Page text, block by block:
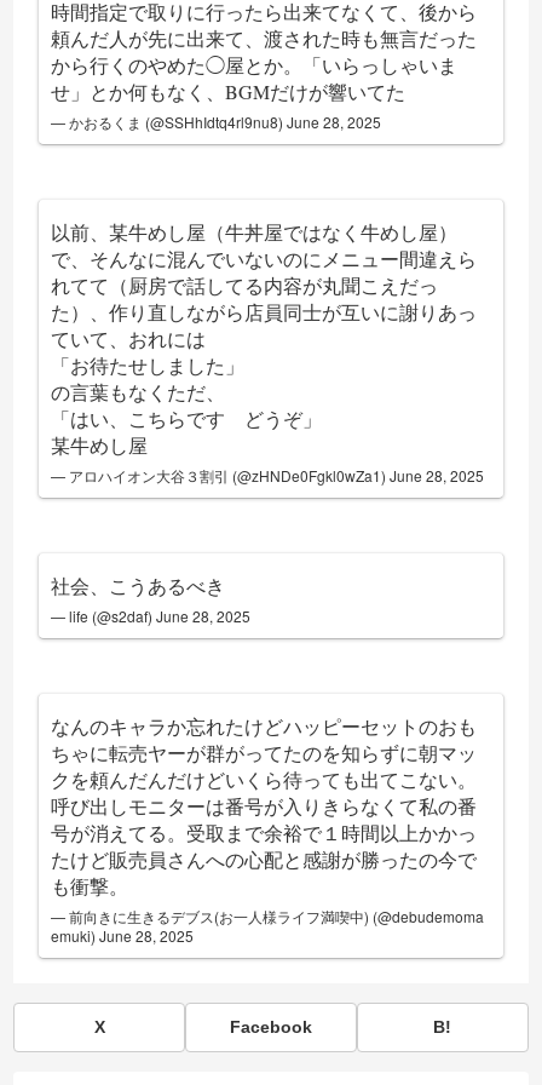
時間指定で取りに行ったら出来てなくて、後から
頼んだ人が先に出来て、渡された時も無言だった
から行くのやめた◯屋とか。「いらっしゃいま
せ」とか何もなく、BGMだけが響いてた
— かおるくま (@SSHhIdtq4rl9nu8)June 28, 2025
以前、某牛めし屋（牛丼屋ではなく牛めし屋）
で、そんなに混んでいないのにメニュー間違えら
れてて（厨房で話してる内容が丸聞こえだっ
た）、作り直しながら店員同士が互いに謝りあっ
ていて、おれには
「お待たせしました」
の言葉もなくただ、
「はい、こちらです どうぞ」
某牛めし屋
— アロハイオン大谷３割引 (@zHNDe0Fgkl0wZa1)June 28, 2025
社会、こうあるべき
— life (@s2daf)June 28, 2025
なんのキャラか忘れたけどハッピーセットのおも
ちゃに転売ヤーが群がってたのを知らずに朝マッ
クを頼んだんだけどいくら待っても出てこない。
呼び出しモニターは番号が入りきらなくて私の番
号が消えてる。受取まで余裕で１時間以上かかっ
たけど販売員さんへの心配と感謝が勝ったの今で
も衝撃。
— 前向きに生きるデブス(お一人様ライフ満喫中) (@debudemoma
emuki)June 28, 2025
X Facebook B!